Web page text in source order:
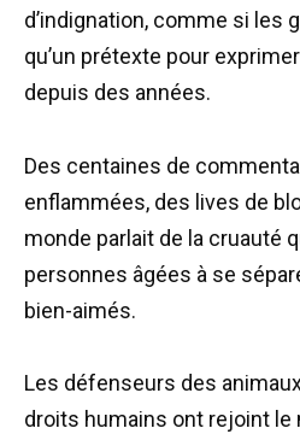
d’indignation, comme si les
qu’un prétexte pour
depuis des années.
Des centaines de
enflammées, des lives de
monde parlait de la cruauté
personnes âgées à se
bien-aimés.
Les défenseurs des
droits humains ont rejoint le